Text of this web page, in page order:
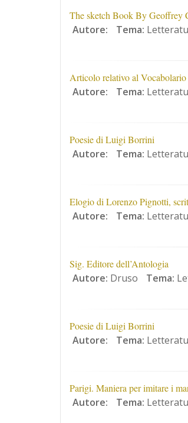
The sketch Book By Geoffrey
Autore: Tema:
Articolo relativo al
Autore: Tema:
Poesie di Luigi Borrini
Autore: Tema:
Elogio di Lorenzo Pignotti,
Autore: Tema:
Sig. Editore dell’Antologia
Autore: Druso Tema:
Poesie di Luigi Borrini
Autore: Tema:
Parigi. Maniera per imitare i
Autore: Tema: